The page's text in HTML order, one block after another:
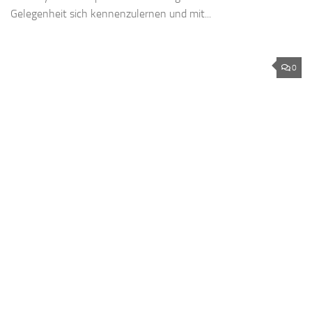
Gelegenheit sich kennenzulernen und mit...
0